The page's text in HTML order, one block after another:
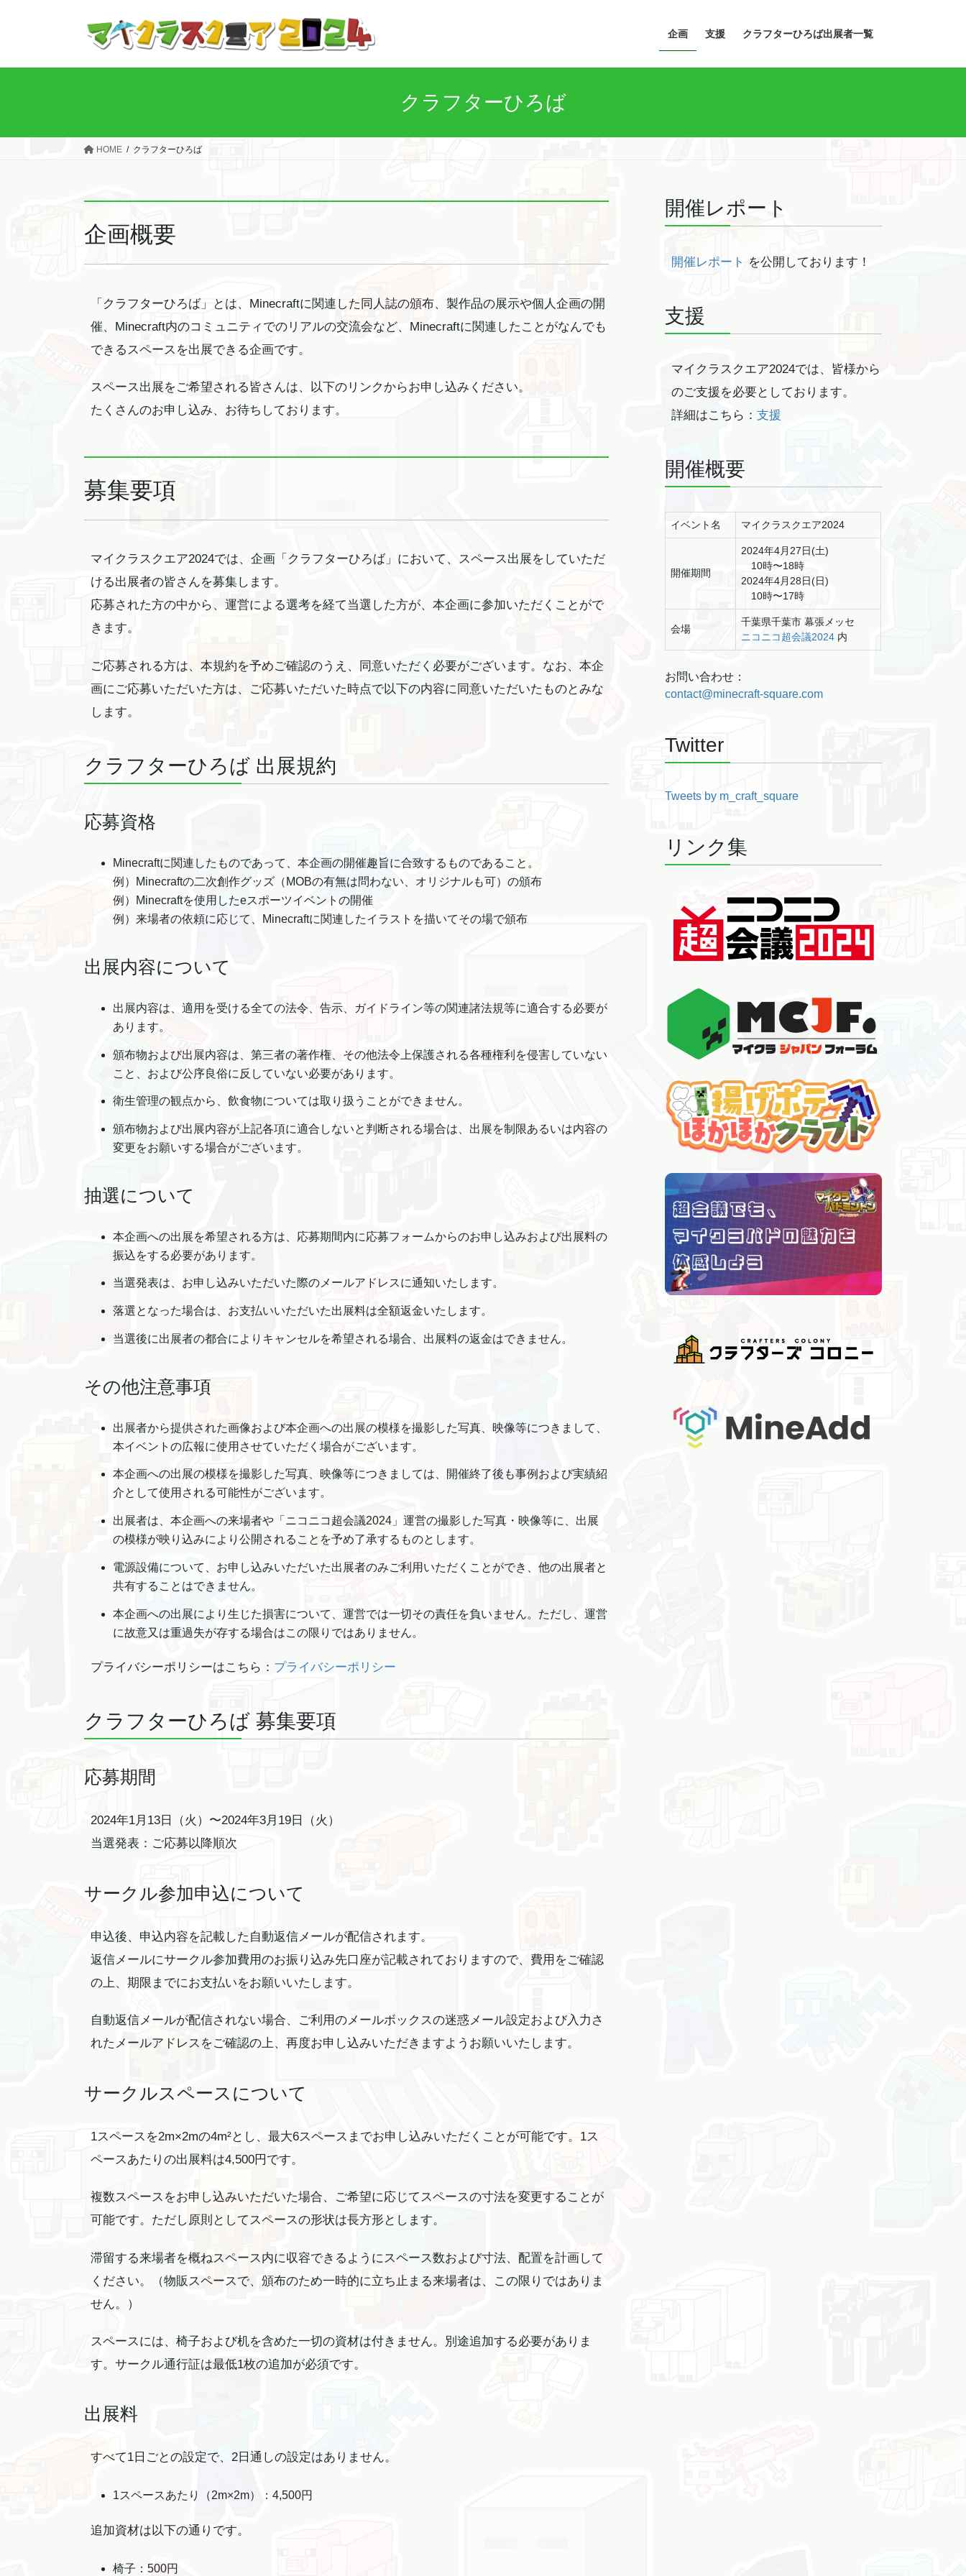
企画 支援 クラフターひろば出展者一覧
クラフターひろば
HOME クラフターひろば
企画概要
「クラフターひろば」とは、Minecraftに関連した同人誌の頒布、製作品の展示や個人企画の開
催、Minecraft内のコミュニティでのリアルの交流会など、Minecraftに関連したことがなんでも
できるスペースを出展できる企画です。
スペース出展をご希望される皆さんは、以下のリンクからお申し込みください。
たくさんのお申し込み、お待ちしております。
募集要項
マイクラスクエア2024では、企画「クラフターひろば」において、スペース出展をしていただ
ける出展者の皆さんを募集します。
応募された方の中から、運営による選考を経て当選した方が、本企画に参加いただくことがで
きます。
ご応募される方は、本規約を予めご確認のうえ、同意いただく必要がございます。なお、本企
画にご応募いただいた方は、ご応募いただいた時点で以下の内容に同意いただいたものとみな
します。
クラフターひろば 出展規約
応募資格
Minecraftに関連したものであって、本企画の開催趣旨に合致するものであること。
例）Minecraftの二次創作グッズ（MOBの有無は問わない、オリジナルも可）の頒布
例）Minecraftを使用したeスポーツイベントの開催
例）来場者の依頼に応じて、Minecraftに関連したイラストを描いてその場で頒布
出展内容について
出展内容は、適用を受ける全ての法令、告示、ガイドライン等の関連諸法規等に適合する必要が
あります。
頒布物および出展内容は、第三者の著作権、その他法令上保護される各種権利を侵害していない
こと、および公序良俗に反していない必要があります。
衛生管理の観点から、飲食物については取り扱うことができません。
頒布物および出展内容が上記各項に適合しないと判断される場合は、出展を制限あるいは内容の
変更をお願いする場合がございます。
抽選について
本企画への出展を希望される方は、応募期間内に応募フォームからのお申し込みおよび出展料の
振込をする必要があります。
当選発表は、お申し込みいただいた際のメールアドレスに通知いたします。
落選となった場合は、お支払いいただいた出展料は全額返金いたします。
当選後に出展者の都合によりキャンセルを希望される場合、出展料の返金はできません。
その他注意事項
出展者から提供された画像および本企画への出展の模様を撮影した写真、映像等につきまして、
本イベントの広報に使用させていただく場合がございます。
本企画への出展の模様を撮影した写真、映像等につきましては、開催終了後も事例および実績紹
介として使用される可能性がございます。
出展者は、本企画への来場者や「ニコニコ超会議2024」運営の撮影した写真・映像等に、出展
の模様が映り込みにより公開されることを予め了承するものとします。
電源設備について、お申し込みいただいた出展者のみご利用いただくことができ、他の出展者と
共有することはできません。
本企画への出展により生じた損害について、運営では一切その責任を負いません。ただし、運営
に故意又は重過失が存する場合はこの限りではありません。
プライバシーポリシーはこちら： プライバシーポリシー
クラフターひろば 募集要項
応募期間
2024年1月13日（火）〜2024年3月19日（火）
当選発表：ご応募以降順次
サークル参加申込について
申込後、申込内容を記載した自動返信メールが配信されます。
返信メールにサークル参加費用のお振り込み先口座が記載されておりますので、費用をご確認
の上、期限までにお支払いをお願いいたします。
自動返信メールが配信されない場合、ご利用のメールボックスの迷惑メール設定および入力さ
れたメールアドレスをご確認の上、再度お申し込みいただきますようお願いいたします。
サークルスペースについて
1スペースを2m×2mの4m²とし、最大6スペースまでお申し込みいただくことが可能です。1ス
ペースあたりの出展料は4,500円です。
複数スペースをお申し込みいただいた場合、ご希望に応じてスペースの寸法を変更することが
可能です。ただし原則としてスペースの形状は長方形とします。
滞留する来場者を概ねスペース内に収容できるようにスペース数および寸法、配置を計画して
ください。（物販スペースで、頒布のため一時的に立ち止まる来場者は、この限りではありま
せん。）
スペースには、椅子および机を含めた一切の資材は付きません。別途追加する必要がありま
す。サークル通行証は最低1枚の追加が必須です。
出展料
すべて1日ごとの設定で、2日通しの設定はありません。
1スペースあたり（2m×2m）：4,500円
追加資材は以下の通りです。
椅子：500円
開催レポート
開催レポート を公開しております！
支援
マイクラスクエア2024では、皆様から
のご支援を必要としております。
詳細はこちら： 支援
開催概要
イベント名 マイクラスクエア2024
開催期間
2024年4月27日(土)
10時〜18時
2024年4月28日(日)
10時〜17時
会場
千葉県千葉市 幕張メッセ
ニコニコ超会議2024 内
お問い合わせ：
contact@minecraft-square.com
Twitter
Tweets by m_craft_square
リンク集